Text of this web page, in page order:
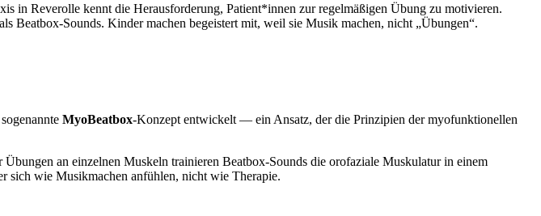
in Reverolle kennt die Herausforderung, Patient*innen zur regelmäßigen Übung zu motivieren.
Beatbox-Sounds. Kinder machen begeistert mit, weil sie Musik machen, nicht „Übungen“.
MyoBeatbox-Konzept entwickelt — ein Ansatz, der die Prinzipien der myofunktionellen
an einzelnen Muskeln trainieren Beatbox-Sounds die orofaziale Muskulatur in einem
sich wie Musikmachen anfühlen, nicht wie Therapie.